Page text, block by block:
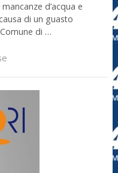
d’acqua e
di un guasto
di …